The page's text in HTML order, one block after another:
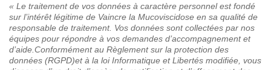
« Le traitement de vos données à caractère personnel est fondé
sur l’intérêt légitime de Vaincre la Mucoviscidose en sa qualité de
responsable de traitement. Vos données sont collectées par nos
équipes pour répondre à vos demandes d’accompagnement et
d’aide.Conformément au Règlement sur la protection des
données (RGPD)et à la loi Informatique et Libertés modifiée, vous